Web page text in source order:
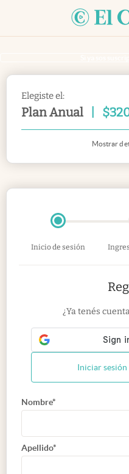
Elegiste el:
Plan Anual $
Mostrar
Inicio de sesión
¿Ya tenés
Iniciar sesión
Nombre*
Apellido*